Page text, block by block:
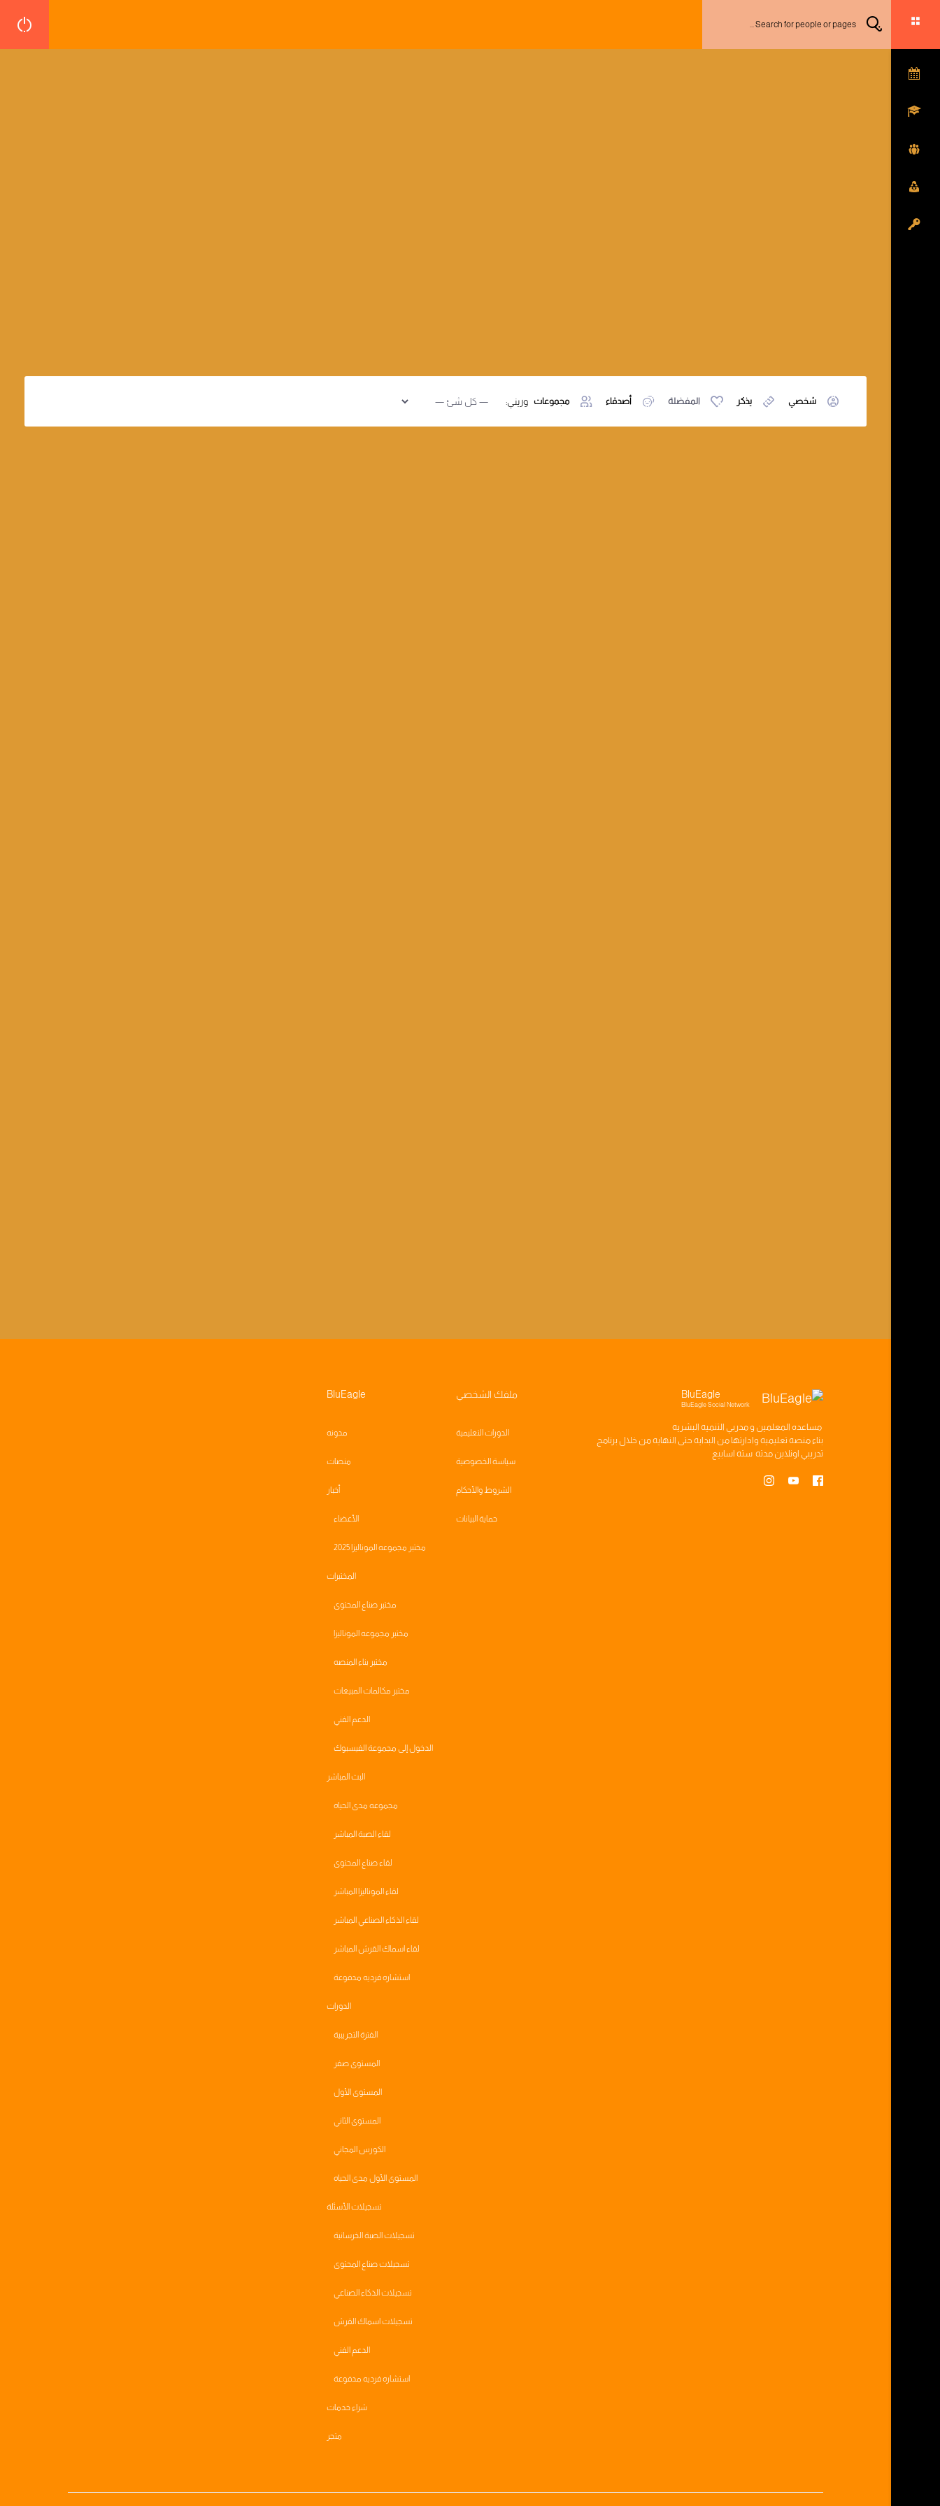
شخصي يذكر المفضلة أصدقاء مجموعات وريني:
BluEagle
BluEagle Social Network
مساعده المعلمين ومدربي التنميه البشريه
بناءمنصه تعليميه وادارتها من البدايه حتى النهايه من خلال برنامج
تدريبي اونلاين مدته سته اسابيع
ملفك الشخصي
الدورات التعليمية
سياسة الخصوصية
الشروط والأحكام
حماية البيانات
BluEagle
مدونه
منصات
أخبار
الأعضاء
مختبر مجموعه الموناليزا 2025
المختبرات
مختبر صناع المحتوى
مختبر مجموعه الموناليزا
مختبر بناء المنصه
مختبر مكالمات المبيعات
الدعم الفني
الدخول إلى مجموعة الفيسبوك
البث المباشر
مجموعه مدى الحياه
لقاء الصبة المباشر
لقاء صناع المحتوى
لقاء الموناليزا المباشر
لقاء الذكاء الصناعي المباشر
لقاء اسماك القرش المباشر
استشاره فرديه مدفوعة
الدورات
الفترة التجريبية
المستوى صفر
المستوى الأول
المستوى الثاني
الكورس المجاني
المستوى الأول مدى الحياه
تسجيلات الأسئلة
تسجيلات الصبة الخرسانية
تسجيلات صناع المحتوى
تسجيلات الذكاء الصناعي
تسجيلات اسماك القرش
الدعم الفني
استشاره فرديه مدفوعة
شراء خدمات
متجر